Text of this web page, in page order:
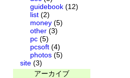
guidebook (12)
list (2)
money (5)
other (3)
pc (5)
pcsoft (4)
photos (5)
site (3)
アーカイブ